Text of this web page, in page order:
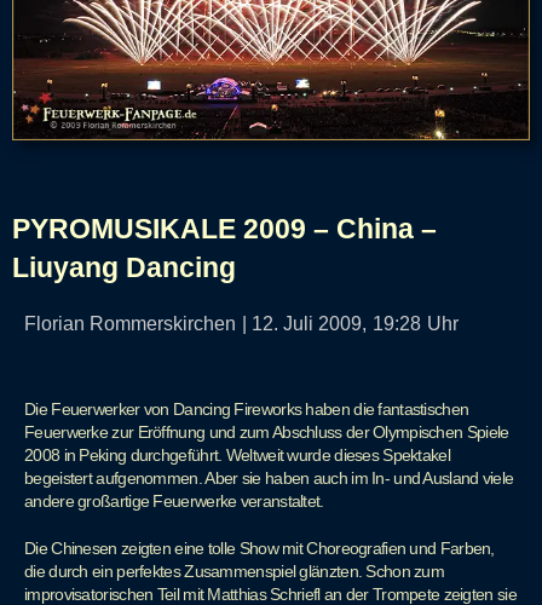
PYROMUSIKALE 2009 – China –
Liuyang Dancing
Florian Rommerskirchen 12. Juli 2009, 19:28 Uhr
Die Feuerwerker von Dancing Fireworks haben die fantastischen
Feuerwerke zur Eröffnung und zum Abschluss der Olympischen Spiele
2008 in Peking durchgeführt. Weltweit wurde dieses Spektakel
begeistert aufgenommen. Aber sie haben auch im In- und Ausland viele
andere großartige Feuerwerke veranstaltet.
Die Chinesen zeigten eine tolle Show mit Choreografien und Farben,
die durch ein perfektes Zusammenspiel glänzten. Schon zum
improvisatorischen Teil mit Matthias Schriefl an der Trompete zeigten sie